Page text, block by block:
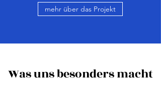
mehr über das Projekt
Was uns besonders macht